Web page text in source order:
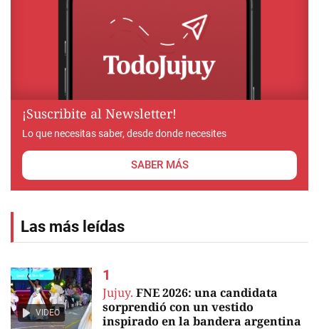
¡Suscribite al Newsletter!
Lo que necesitas saber, desde donde necesites
SABER MÁS
Las más leídas
VIDEO
Jujuy. FNE 2026: una candidata
sorprendió con un vestido
inspirado en la bandera argentina